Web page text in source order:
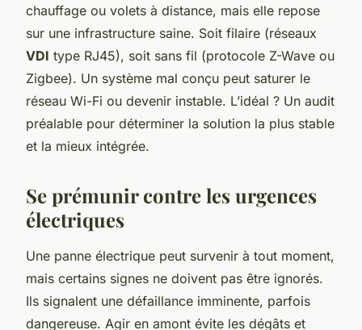
chauffage ou volets à distance, mais elle repose
sur une infrastructure saine. Soit filaire (réseaux
VDI type RJ45), soit sans fil (protocole Z-Wave ou
Zigbee). Un système mal conçu peut saturer le
réseau Wi-Fi ou devenir instable. L’idéal ? Un audit
préalable pour déterminer la solution la plus stable
et la mieux intégrée.
Se prémunir contre les urgences
électriques
Une panne électrique peut survenir à tout moment,
mais certains signes ne doivent pas être ignorés.
Ils signalent une défaillance imminente, parfois
dangereuse. Agir en amont évite les dégâts et